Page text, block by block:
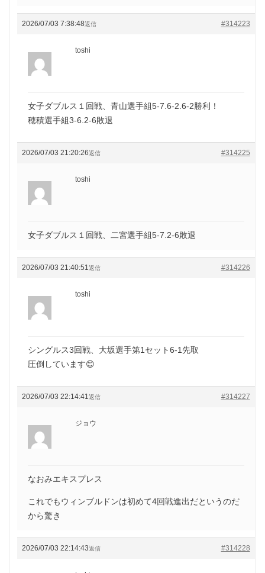
2026/07/03 7:38:48 #314223
返信
toshi
女子ダブルス１回戦、青山選手組5-7.6-2.6-2勝利！
穂積選手組3-6.2-6敗退
2026/07/03 21:20:26 #314225
返信
toshi
女子ダブルス１回戦、二宮選手組5-7.2-6敗退
2026/07/03 21:40:51 #314226
返信
toshi
シングルス3回戦、大坂選手第1セット6-1先取
圧倒しています😊
2026/07/03 22:14:41 #314227
返信
ジョウ
なおみエキスプレス
これでもウィンブルドンは初めて4回戦進出だというのだ
から驚き
2026/07/03 22:14:43 #314228
返信